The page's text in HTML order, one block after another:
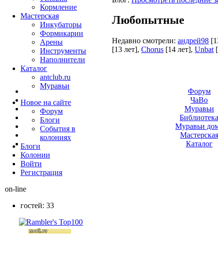
Любопытные
Недавно смотрели: андрей98
[13 лет], Chorus [14 лет], Unbat
Кормление
Мастерская
Инкубаторы
Формикарии
Арены
Инструменты
Наполнители
Каталог
antclub.ru
Муравьи
Новое на сайте
Форум
Блоги
События в
колониях
Блоги
Колонии
Войти
Peгиcтpaция
on-line
гостей: 33
Форум
ЧаВо
Муравьи
Муравьи
Мастерская
Каталог